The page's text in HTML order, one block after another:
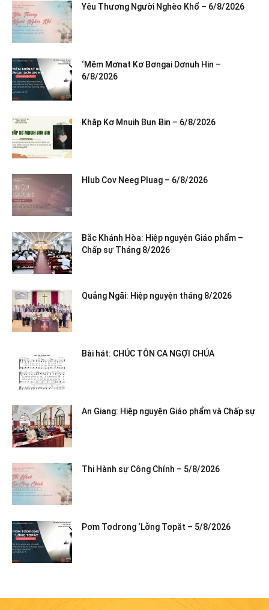
Yêu Thương Người Nghèo Khổ – 6/8/2026
‘Mêm Mơnat Kơ Bơngai Dơnuh Hin –
6/8/2026
Khăp Kơ Mnuih Bun Ƀin – 6/8/2026
Hlub Cov Neeg Pluag – 6/8/2026
Bắc Khánh Hòa: Hiệp nguyện Giáo phẩm –
Chấp sự Tháng 8/2026
Quảng Ngãi: Hiệp nguyện tháng 8/2026
Bài hát: CHÚC TÔN CA NGỢI CHÚA
An Giang: Hiệp nguyện Giáo phẩm và Chấp sự
Thi Hành sự Công Chính – 5/8/2026
Pơm Tơdrong ‘Lơ̆ng Tơpăt – 5/8/2026